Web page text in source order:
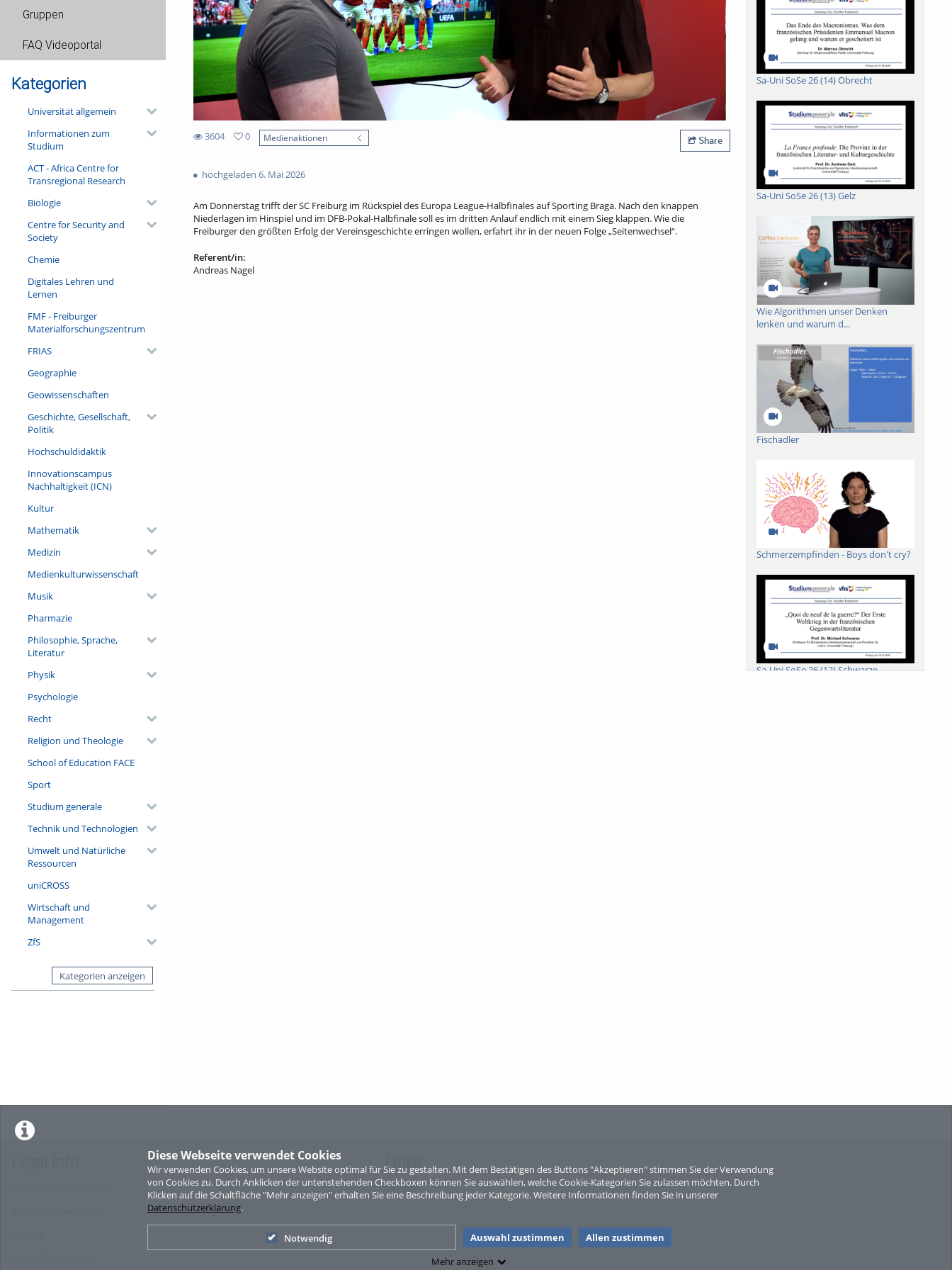
Diese Webseite verwendet Cookies
Wir verwenden Cookies, um unsere Website optimal für Sie zu gestalten. Mit dem Bestätigen des Buttons "Akzeptieren" stimmen Sie der Verwendung
von Cookies zu. Durch Anklicken der untenstehenden Checkboxen können Sie auswählen, welche Cookie-Kategorien Sie zulassen möchten. Durch
Klicken auf die Schaltfläche "Mehr anzeigen" erhalten Sie eine Beschreibung jeder Kategorie. Weitere Informationen finden Sie in unserer
Datenschutzerklärung.
Notwendig Auswahl zustimmen
Allen zustimmen
Mehr anzeigen
Gruppen
FAQ Videoportal
Kategorien
Universität allgemein
Informationen zum
Studium
ACT - Africa Centre for
Transregional Research
Biologie
Centre for Security and
Society
Chemie
Digitales Lehren und
Lernen
FMF - Freiburger
Materialforschungszentrum
FRIAS
Geographie
Geowissenschaften
Geschichte, Gesellschaft,
Politik
Hochschuldidaktik
Innovationscampus
Nachhaltigkeit (ICN)
Kultur
Mathematik
Medizin
Medienkulturwissenschaft
Musik
Pharmazie
Philosophie, Sprache,
Literatur
Physik
Psychologie
Recht
Religion und Theologie
School of Education FACE
Sport
Studium generale
Technik und Technologien
Umwelt und Natürliche
Ressourcen
uniCROSS
Wirtschaft und
Management
ZfS
Kategorien anzeigen
3604
views
0
Medienaktionen Share
hochgeladen 6. Mai 2026
Am Donnerstag trifft der SC Freiburg im Rückspiel des Europa League-Halbfinales auf Sporting Braga. Nach den knappen
Niederlagen im Hinspiel und im DFB-Pokal-Halbfinale soll es im dritten Anlauf endlich mit einem Sieg klappen. Wie die
Freiburger den größten Erfolg der Vereinsgeschichte erringen wollen, erfahrt ihr in der neuen Folge „Seitenwechsel“.
Referent/in:
Andreas Nagel
Sa-Uni SoSe 26 (14) Obrecht
Sa-Uni SoSe 26 (13) Gelz
Wie Algorithmen unser Denken
lenken und warum d...
Fischadler
Schmerzempfinden - Boys don't cry?
Sa-Uni SoSe 26 (12) Schwarze
Sperber
Links
Sitemap